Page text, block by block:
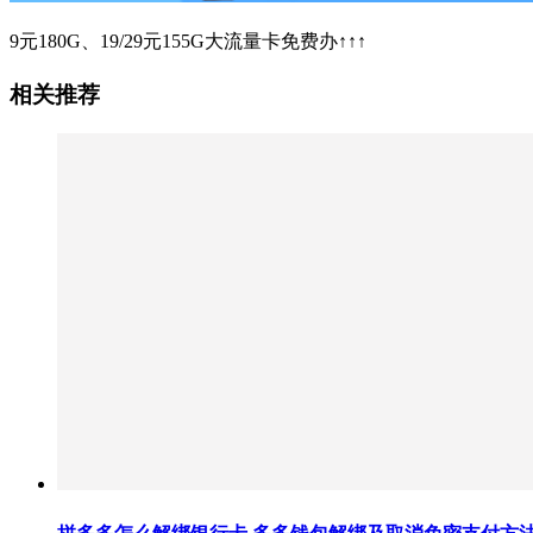
9元180G、19/29元155G大流量卡免费办↑↑↑
相关推荐